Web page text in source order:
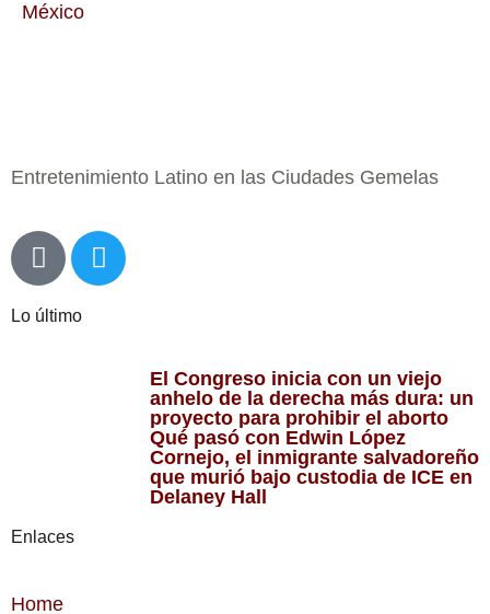
México
Entretenimiento Latino en las Ciudades Gemelas
Lo último
El Congreso inicia con un viejo
anhelo de la derecha más dura: un
proyecto para prohibir el aborto
Qué pasó con Edwin López
Cornejo, el inmigrante salvadoreño
que murió bajo custodia de ICE en
Delaney Hall
Enlaces
Home